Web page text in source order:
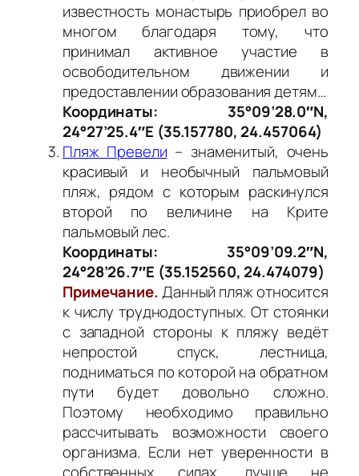
известность монастырь приобрел во
многом благодаря тому, что
принимал активное участие в
освободительном движении и
предоставлении образования детям…
Координаты: 35°09’28.0″N,
24°27’25.4″E (35.157780, 24.457064)
Пляж Превели – знаменитый, очень
красивый и необычный пальмовый
пляж, рядом с которым раскинулся
второй по величине на Крите
пальмовый лес.
Координаты: 35°09’09.2″N,
24°28’26.7″E (35.152560, 24.474079)
Примечание. Данный пляж относится
к числу труднодоступных. От стоянки
с западной стороны к пляжу ведёт
непростой спуск, лестница,
подниматься по которой на обратном
пути будет довольно сложно.
Поэтому необходимо правильно
рассчитывать возможности своего
организма. Если нет уверенности в